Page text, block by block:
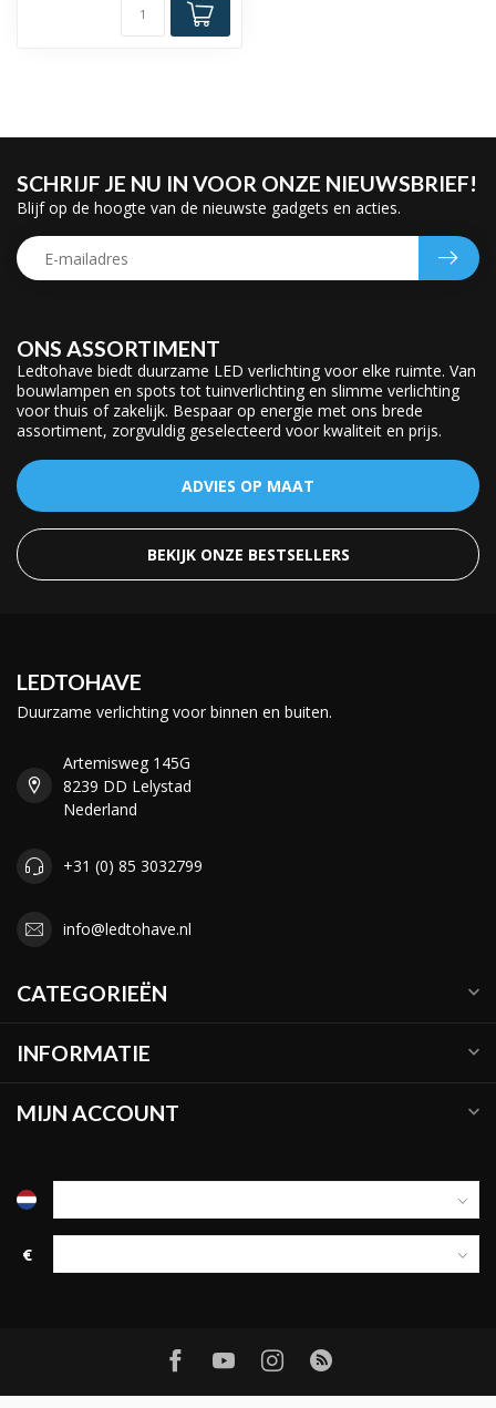
ONS ASSORTIMENT
Ledtohave biedt duurzame LED verlichting voor elke ruimte. Van
bouwlampen en spots tot tuinverlichting en slimme verlichting
voor thuis of zakelijk. Bespaar op energie met ons brede
assortiment, zorgvuldig geselecteerd voor kwaliteit en prijs.
ADVIES OP MAAT
BEKIJK ONZE BESTSELLERS
SCHRIJF JE NU IN VOOR ONZE NIEUWSBRIEF!
Blijf op de hoogte van de nieuwste gadgets en acties.
LEDTOHAVE
Duurzame verlichting voor binnen en buiten.
Artemisweg 145G
8239 DD Lelystad
Nederland
+31 (0) 85 3032799
info@ledtohave.nl
CATEGORIEËN
INFORMATIE
MIJN ACCOUNT
€